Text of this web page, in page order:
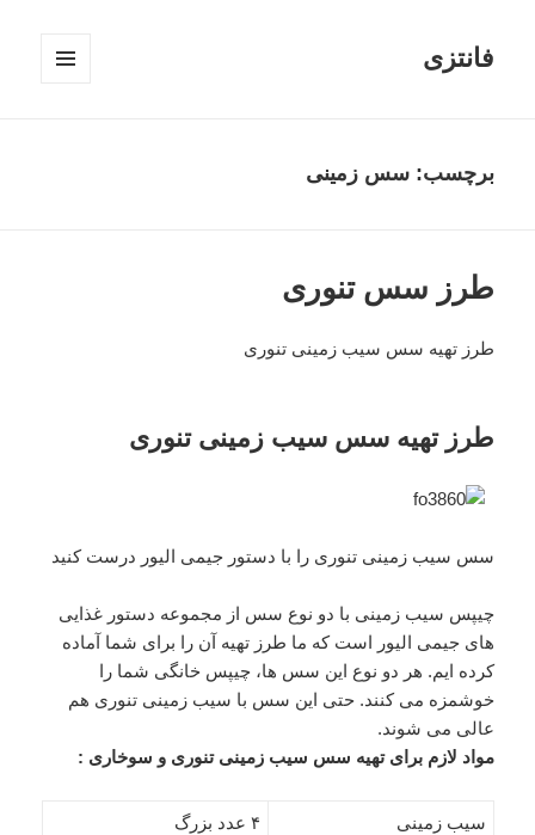
فانتزی
برچسب: سس زمینی
طرز سس تنوری
طرز تهیه سس سیب زمینی تنوری
طرز تهیه سس سیب زمینی تنوری
سس سیب زمینی تنوری را با دستور جیمی الیور درست کنید
چیپس سیب زمینی با دو نوع سس از مجموعه دستور غذایی
های جیمی الیور است که ما طرز تهیه آن را برای شما آماده
کرده ایم. هر دو نوع این سس ها، چیپس خانگی شما را
خوشمزه می کنند. حتی این سس با سیب زمینی تنوری هم
عالی می شوند.
مواد لازم برای تهیه سس سیب زمینی تنوری و سوخاری :
سیب زمینی ۴ عدد بزرگ